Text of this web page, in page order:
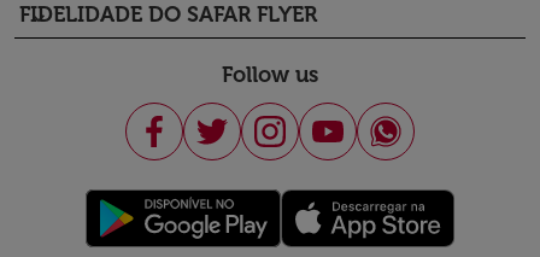
FIDELIDADE DO SAFAR FLYER
keyboard_arrow_down
Follow us